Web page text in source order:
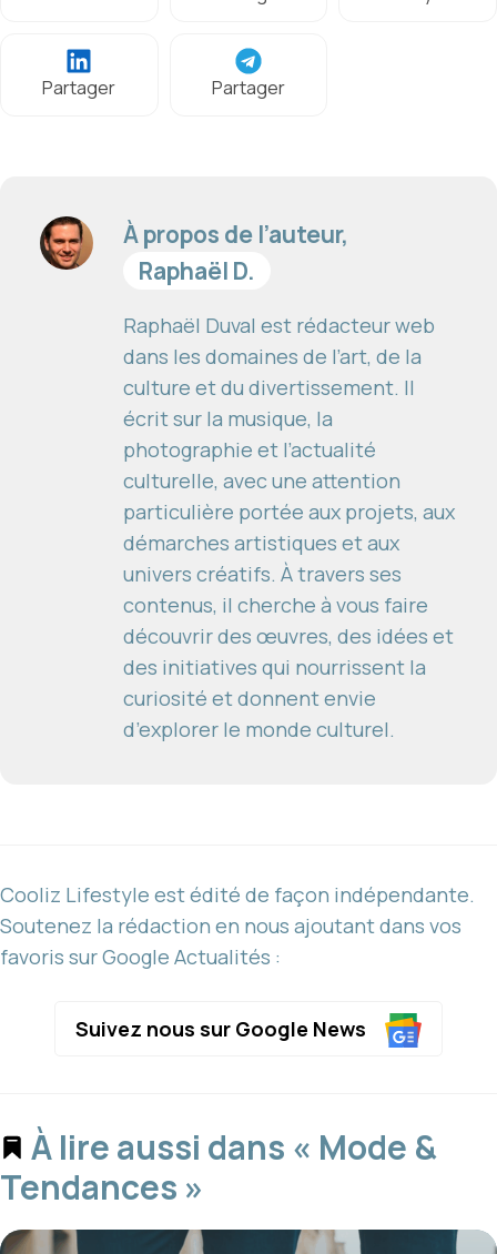
Partager Partager
À propos de l’auteur,
Raphaël D.
Raphaël Duval est rédacteur web
dans les domaines de l’art, de la
culture et du divertissement. Il
écrit sur la musique, la
photographie et l’actualité
culturelle, avec une attention
particulière portée aux projets, aux
démarches artistiques et aux
univers créatifs. À travers ses
contenus, il cherche à vous faire
découvrir des œuvres, des idées et
des initiatives qui nourrissent la
curiosité et donnent envie
d’explorer le monde culturel.
Cooliz Lifestyle est édité de façon indépendante.
Soutenez la rédaction en nous ajoutant dans vos
favoris sur Google Actualités :
Suivez nous sur Google News
À lire aussi dans « Mode &
Tendances »